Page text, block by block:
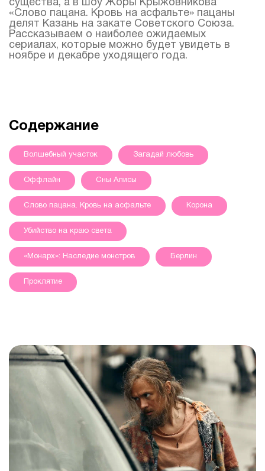
существа, а в шоу Жоры Крыжовникова
«Слово пацана. Кровь на асфальте» пацаны
делят Казань на закате Советского Союза.
Рассказываем о наиболее ожидаемых
сериалах, которые можно будет увидеть в
ноябре и декабре уходящего года.
Содержание
Волшебный участок Загадай любовь
Оффлайн Сны Алисы
Слово пацана. Кровь на асфальте Корона
Убийство на краю света
«Монарх»: Наследие монстров Берлин
Проклятие